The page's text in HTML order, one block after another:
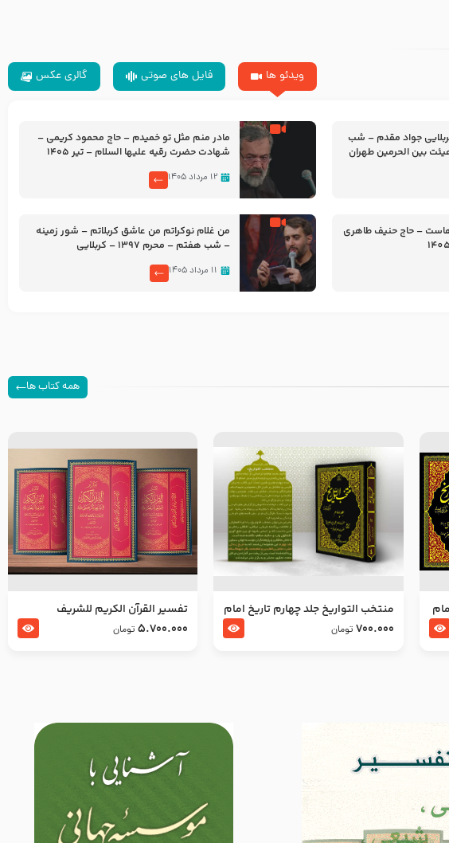
ویدئو ها فایل های صوتی گالری عکس
کربلایی جواد مقدم – شب
مادر منم مثل تو خمیدم – حاج محمود کریمی –
شهادت حضرت رقیه علیها السلام – تیر ۱۴۰۵
۱۲ مرداد ۱۴۰۵
– حاج حنیف طاهری
من غلام نوکراتم من عاشق کربلاتم – شور زمینه
– شب هفتم – محرم 1397 – کربلایی
۱۱ مرداد ۱۴۰۵
همه کتاب ها
منتخب التواریخ جلد چهارم تاریخ امام
زین العابدین و امام محمد باقر
700.000 تومان
تفسير القرآن الكريم للشريف
المرتضي قدس سرّه
5.700.000 تومان